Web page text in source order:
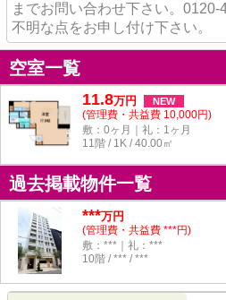
までお問い合わせ下さい。
不明な点をお申し付け下さい。
空室一覧
11.8万円 NEW
(管理費・共益費 10,000円)
敷：0ヶ月｜礼：1ヶ月
11階 / 1K / 40.00㎡
過去掲載物件一覧
***万円
(管理費・共益費 ***円)
敷：***｜礼：***
10階 / *** / ***